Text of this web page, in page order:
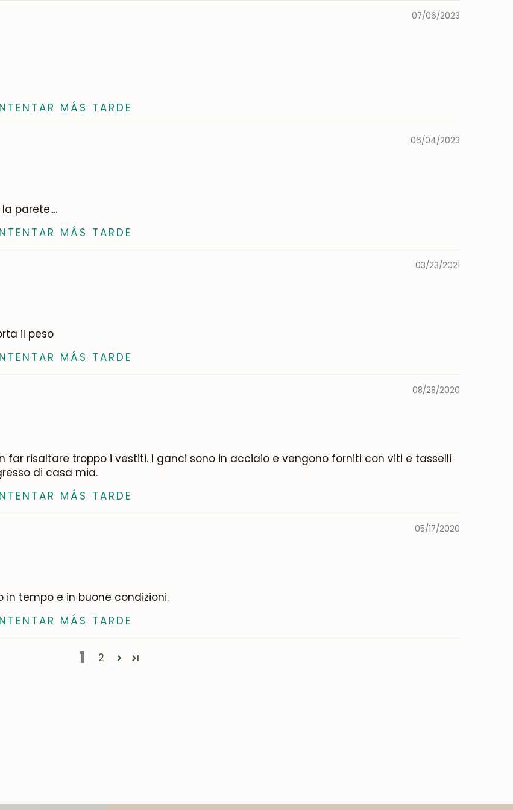
07/06/2023
MÁS TARDE
06/04/2023
parete....
MÁS TARDE
03/23/2021
il peso
MÁS TARDE
08/28/2020
far risaltare troppo i vestiti. I ganci sono in acciaio e vengono forniti con viti e tasselli
di casa mia.
MÁS TARDE
05/17/2020
tempo e in buone condizioni.
MÁS TARDE
1 2